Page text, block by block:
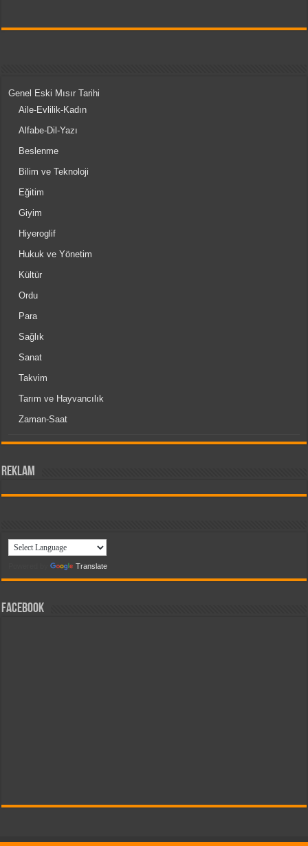
Genel Eski Mısır Tarihi
Aile-Evlilik-Kadın
Alfabe-Dil-Yazı
Beslenme
Bilim ve Teknoloji
Eğitim
Giyim
Hiyeroglif
Hukuk ve Yönetim
Kültür
Ordu
Para
Sağlık
Sanat
Takvim
Tarım ve Hayvancılık
Zaman-Saat
reklam
Powered by Translate
Facebook